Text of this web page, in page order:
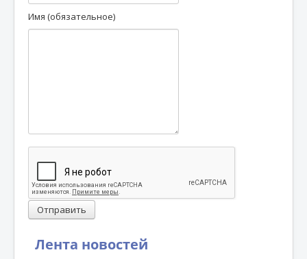
Лента новостей
Имя (обязательное)
Отправить